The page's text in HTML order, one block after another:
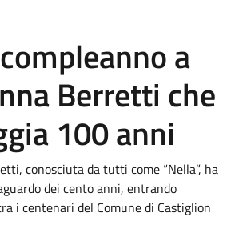
a
Berretti che
100 anni
conosciuta da tutti come “Nella”, ha
dei cento anni, entrando
i centenari del Comune di Castiglion